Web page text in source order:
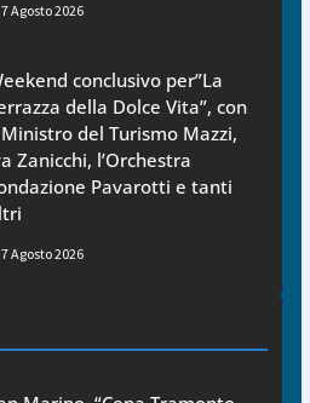
7 Agosto 2026
conclusivo per”La
della Dolce Vita”, con
del Turismo Mazzi,
Zanicchi, l’Orchestra
Pavarotti e tanti
7 Agosto 2026